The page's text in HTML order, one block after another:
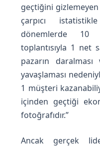
geçtiğini
çarpıcı
dönemlerde 10
toplantısıyla 1 net
pazarın daralması
yavaşlaması
1 müşteri
içinden geçtiği
fotoğrafıdır.”
Ancak gerçek